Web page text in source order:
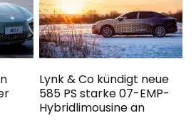
Lynk & Co kündigt neue
585 PS starke 07-EMP-
Hybridlimousine an